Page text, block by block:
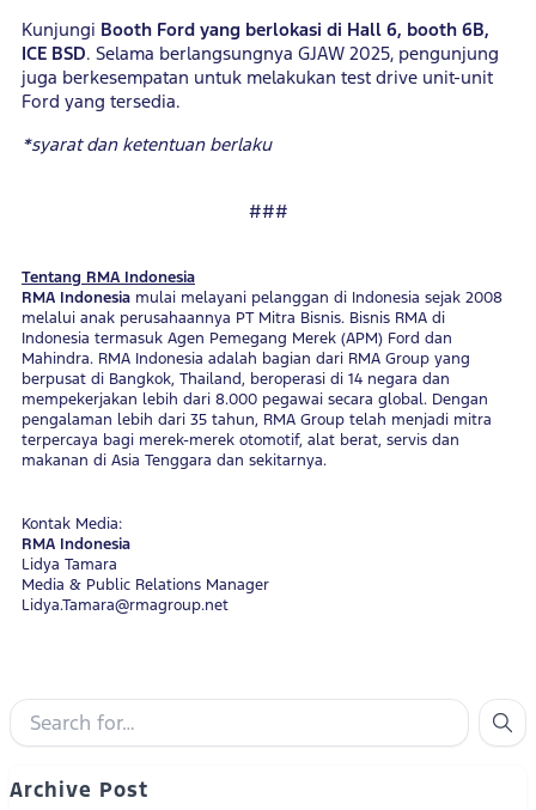
Kunjungi Booth Ford yang berlokasi di Hall 6, booth 6B,
ICE BSD. Selama berlangsungnya GJAW 2025, pengunjung
juga berkesempatan untuk melakukan test drive unit-unit
Ford yang tersedia.
*syarat dan ketentuan berlaku
###
Tentang RMA Indonesia
RMA Indonesia mulai melayani pelanggan di Indonesia sejak 2008
melalui anak perusahaannya PT Mitra Bisnis. Bisnis RMA di
Indonesia termasuk Agen Pemegang Merek (APM) Ford dan
Mahindra. RMA Indonesia adalah bagian dari RMA Group yang
berpusat di Bangkok, Thailand, beroperasi di 14 negara dan
mempekerjakan lebih dari 8.000 pegawai secara global. Dengan
pengalaman lebih dari 35 tahun, RMA Group telah menjadi mitra
terpercaya bagi merek-merek otomotif, alat berat, servis dan
makanan di Asia Tenggara dan sekitarnya.
Kontak Media:
RMA Indonesia
Lidya Tamara
Media & Public Relations Manager
Lidya.Tamara@rmagroup.net
Archive Post